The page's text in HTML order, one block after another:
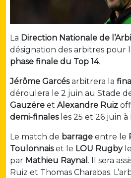
La Direction Nationale de
désignation des arbitres pour
phase finale du Top 14.
Jérôme Garcésarbitrera la
déroulera le 2 juin au Stade
Gauzëre et Alexandre Ruiz
demi-finalesles 25 et 26 juin à
Le match de barrage entre le
Toulonnaiset le LOU Rugbyle
par Mathieu Raynal . Il sera
Ruiz et Thomas Charabas.